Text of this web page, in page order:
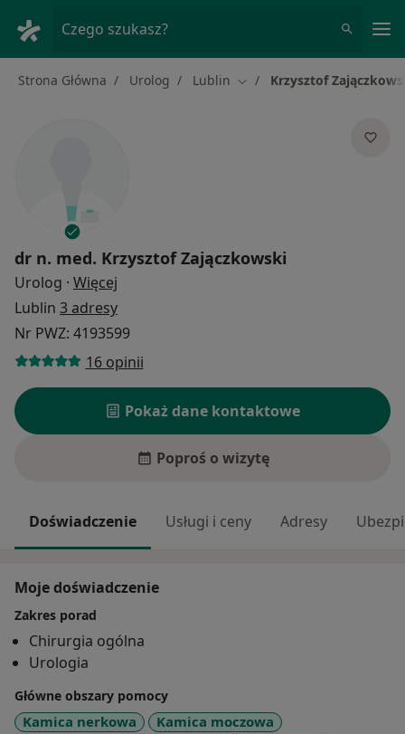
Czego szukasz?
Strona Główna Urolog Lublin Zmień miasto
Krzysztof
dr n. med. Krzysztof Zajączkowski
Urolog · Więcej
Lublin 3 adresy
Nr PWZ: 4193599
16 opinii
Pokaż dane kontaktowe
Poproś o wizytę
Doświadczenie Usługi i ceny Adresy
Moje doświadczenie
Zakres porad
Chirurgia ogólna
Urologia
Główne obszary pomocy
Kamica nerkowa
Kamica moczowa